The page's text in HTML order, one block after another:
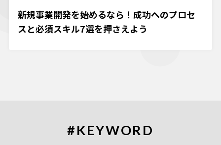
新規事業開発を始めるなら！成功へのプロセ
スと必須スキル7選を押さえよう
#KEYWORD